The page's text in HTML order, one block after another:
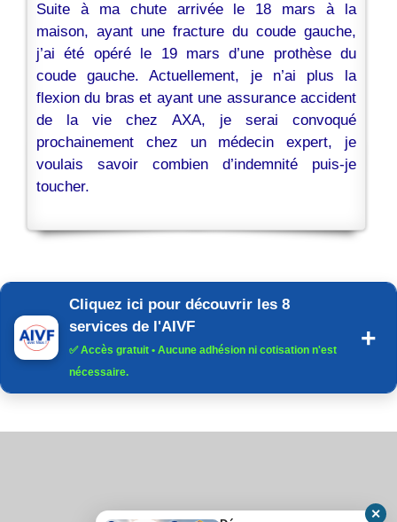
Suite à ma chute arrivée le 18 mars à la
maison, ayant une fracture du coude gauche,
j’ai été opéré le 19 mars d’une prothèse du
coude gauche. Actuellement, je n’ai plus la
flexion du bras et ayant une assurance accident
de la vie chez AXA, je serai convoqué
prochainement chez un médecin expert, je
voulais savoir combien d’indemnité puis-je
toucher.
Cliquez ici pour découvrir les 8
services de l'AIVF
✅Accès gratuit • Aucune adhésion ni cotisation n'est
nécessaire.
✕